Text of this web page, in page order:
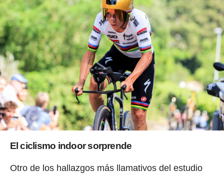
El ciclismo indoor sorprende
Otro de los hallazgos más llamativos del estudio